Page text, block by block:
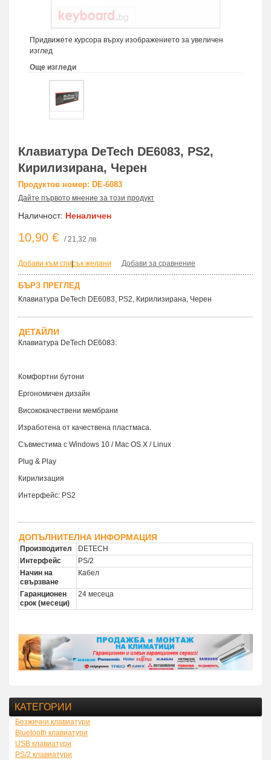
Придвижете курсора върху изображението за увеличен
изглед
Още изгледи
Клавиатура DeTech DE6083, PS2,
Кирилизирана, Черен
Продуктов номер: DE-6083
Дайте първото мнение за този продукт
Наличност: Неналичен
10,90 € / 21,32 лв
Добави към списък желани
| Добави за сравнение
БЪРЗ ПРЕГЛЕД
Клавиатура DeTech DE6083, PS2, Кирилизирана, Черен
ДЕТАЙЛИ
Клавиатура DeTech DE6083:
Комфортни бутони
Ергономичен дизайн
Висококачествени мембрани
Изработена от качествена пластмаса.
Съвместима с Windows 10 / Mac OS X / Linux
Plug & Play
Кирилизация
Интерфейс: PS2
ДОПЪЛНИТЕЛНА ИНФОРМАЦИЯ
Производител
DETECH
Интерфейс
PS/2
Начин на
свързване
Кабел
Гаранционен
срок (месеци)
24 месеца
КАТЕГОРИИ
Безжични клавиатури
Bluetooth клавиатури
USB клавиатури
PS/2 клавиатури